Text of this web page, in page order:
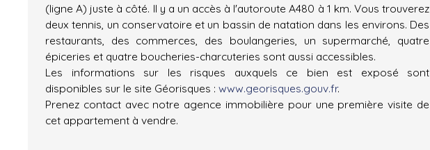
(ligne A) juste à côté. Il y a un accès à l'autoroute A480 à 1 km. Vous trouverez
deux tennis, un conservatoire et un bassin de natation dans les environs. Des
restaurants, des commerces, des boulangeries, un supermarché, quatre
épiceries et quatre boucheries-charcuteries sont aussi accessibles.
Les informations sur les risques auxquels ce bien est exposé sont
disponibles sur le site Géorisques : www.georisques.gouv.fr.
Prenez contact avec notre agence immobilière pour une première visite de
cet appartement à vendre.